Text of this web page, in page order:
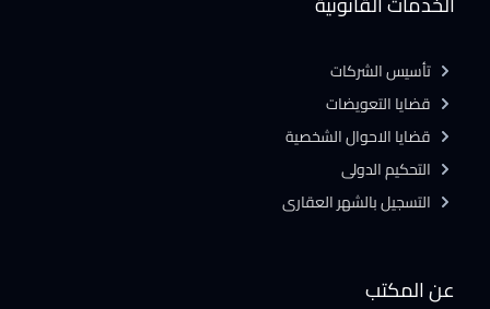
عن المكتب
تأسيس الشركات
قضايا التعويضات
قضايا الاحوال الشخصية
التحكيم الدولى
التسجيل بالشهر العقارى